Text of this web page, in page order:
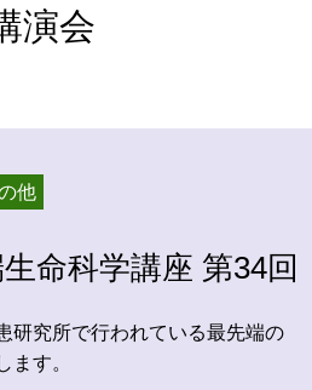
演会
他
命科学講座 第34回
研究所で行われている最先端の
ます。